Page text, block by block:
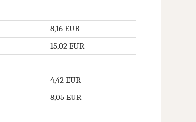
8,16 EUR
15,02 EUR
4,42 EUR
8,05 EUR